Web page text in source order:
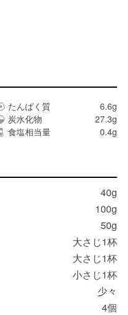
たんぱく質
6.6g
炭水化物
27.3g
食塩相当量 0.4g
40g
100g
50g
大さじ1杯
大さじ1杯
小さじ1杯
少々
4個